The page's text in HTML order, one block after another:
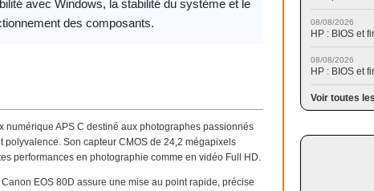
avec Windows, la stabilité du système et le
des composants.
numérique APS C destiné aux photographes passionnés
Son capteur CMOS de 24,2 mégapixels
performances en photographie comme en vidéo Full HD.
EOS 80D assure une mise au point rapide, précise
08/08/2026
HP : BIOS et
08/08/2026
HP : BIOS et
Voir toutes